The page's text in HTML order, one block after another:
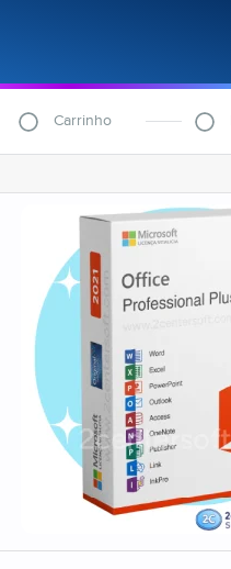
Carrinho